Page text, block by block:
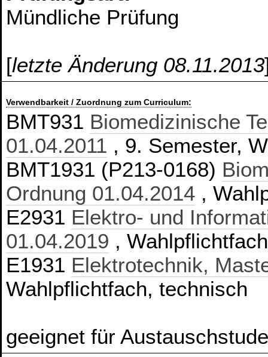
Mündliche Prüfung
[letzte Änderung 08.11.2013
Verwendbarkeit / Zuordnung zum Curriculum:
BMT931 Biomedizinische
01.04.2011 , 9. Semester,
BMT1931 (P213-0168)
Ordnung 01.04.2014 ,
E2931 Elektro- und
01.04.2019 ,
E1931 Elektrotechnik,
Wahlpflichtfach, technisch
geeignet für